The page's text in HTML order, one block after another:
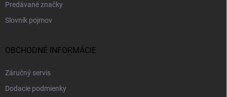
Predávané značky
Slovník pojmov
OBCHODNÉ INFORMÁCIE
Záručný servis
Dodacie podmienky